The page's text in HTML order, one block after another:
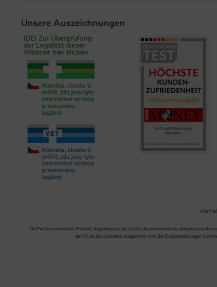
Unsere Auszeichnungen
(DE) Zur Überprüfung
der Legalität dieser
Website hier klicken
Alle
*AVP= Der einheitliche Produkt-Abgabepreis, der für den Ausnahmefall der Abgabe und
der KK an die Apotheke ausgezahlt wird. Bei Doppelpackungen